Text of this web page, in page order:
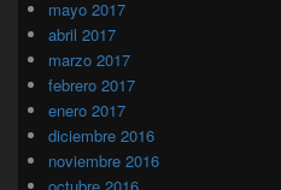
mayo 2017
abril 2017
marzo 2017
febrero 2017
enero 2017
diciembre 2016
noviembre 2016